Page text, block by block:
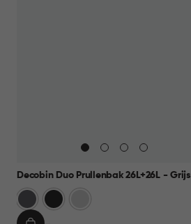
Decobin Duo Prullenbak 26L+26L - Grijs
Grijs Zwart